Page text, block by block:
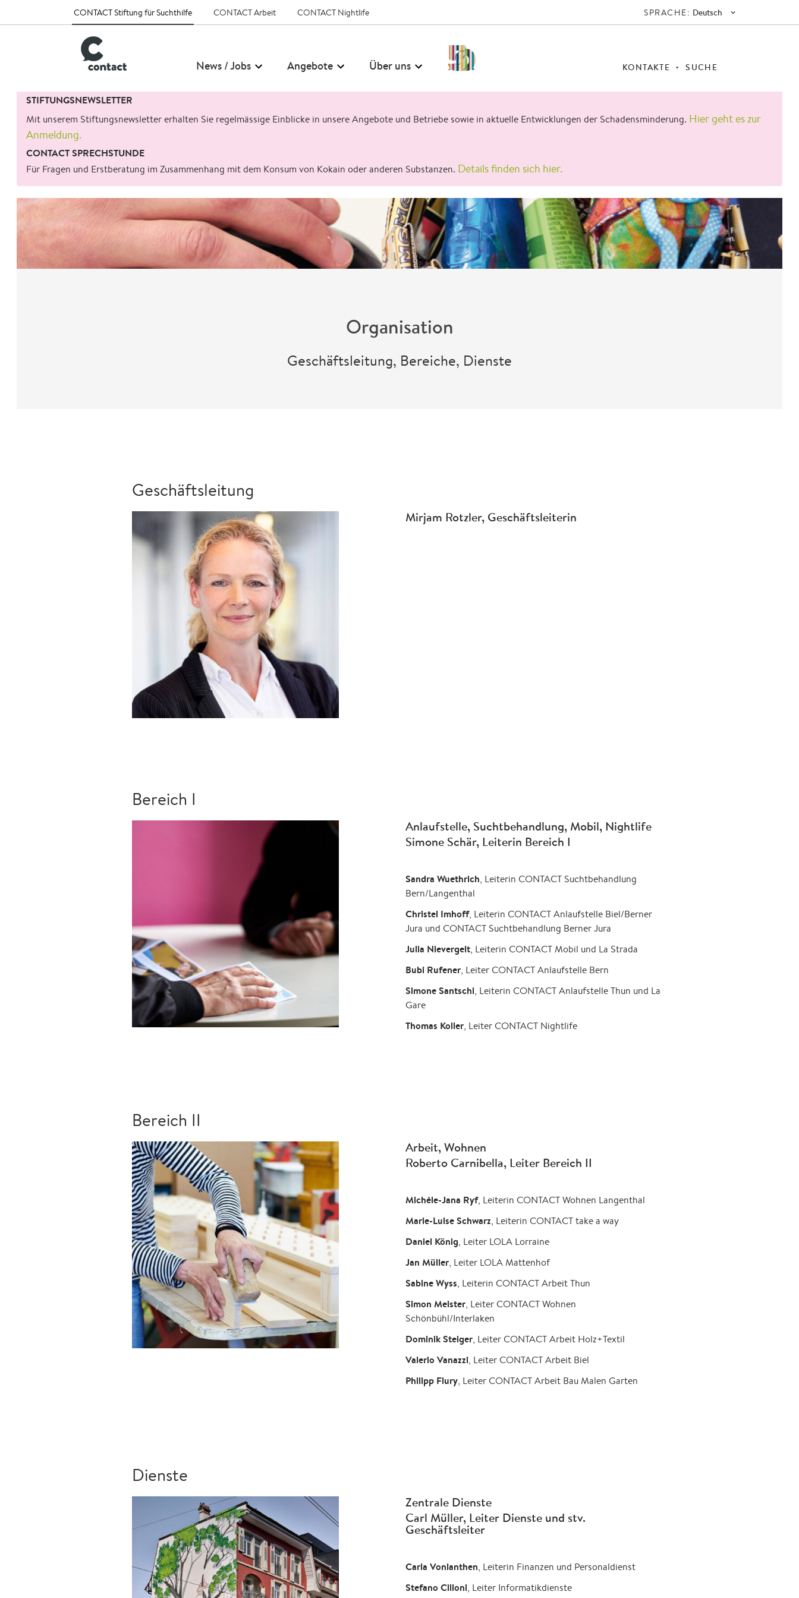
CONTACT Stiftung für Suchthilfe CONTACT Arbeit CONTACT Nightlife Deutsch
SPRACHE:
News / Jobs Angebote Über uns
CONTACT
KONTAKTE SUCHE
nach:
STIFTUNGSNEWSLETTER
Mit unserem Stiftungsnewsletter erhalten Sie regelmässige Einblicke in unsere Angebote und Betriebe sowie in aktuelle Entwicklungen der Schadensminderung. Hier geht es zur
Anmeldung.
CONTACT SPRECHSTUNDE
Für Fragen und Erstberatung im Zusammenhang mit dem Konsum von Kokain oder anderen Substanzen. Details finden sich hier.
Über uns
Organisation
Geschäftsleitung, Bereiche, Dienste
Geschäftsleitung
Mirjam Rotzler, Geschäftsleiterin
Bereich I
Anlaufstelle, Suchtbehandlung, Mobil, Nightlife
Simone Schär, Leiterin Bereich I
Sandra Wuethrich, Leiterin CONTACT Suchtbehandlung
Bern/Langenthal
Christel Imhoff, Leiterin CONTACT Anlaufstelle Biel/Berner
Jura und CONTACT Suchtbehandlung Berner Jura
Julia Nievergelt, Leiterin CONTACT Mobil und La Strada
Bubi Rufener, Leiter CONTACT Anlaufstelle Bern
Simone Santschi, Leiterin CONTACT Anlaufstelle Thun und La
Gare
Thomas Koller, Leiter CONTACT Nightlife
Bereich II
Arbeit, Wohnen
Roberto Carnibella, Leiter Bereich II
Michèle-Jana Ryf, Leiterin CONTACT Wohnen Langenthal
Marie-Luise Schwarz, Leiterin CONTACT take a way
Daniel König, Leiter LOLA Lorraine
Jan Müller, Leiter LOLA Mattenhof
Sabine Wyss, Leiterin CONTACT Arbeit Thun
Simon Meister, Leiter CONTACT Wohnen
Schönbühl/Interlaken
Dominik Steiger, Leiter CONTACT Arbeit Holz+Textil
Valerio Vanazzi, Leiter CONTACT Arbeit Biel
Philipp Flury, Leiter CONTACT Arbeit Bau Malen Garten
Dienste
Zentrale Dienste
Carl Müller, Leiter Dienste und stv.
Geschäftsleiter
Carla Vonlanthen, Leiterin Finanzen und Personaldienst
Stefano Cilloni, Leiter Informatikdienste